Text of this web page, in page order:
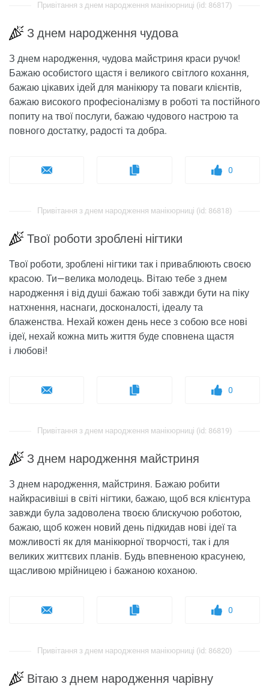
Привітання з днем ​​народження манікюрниці (id: 86817)
З днем ​​народження чудова
З днем ​​народження, чудова майстриня краси ручок!
Бажаю особистого щастя і великого світлого кохання,
бажаю цікавих ідей для манікюру та поваги клієнтів,
бажаю високого професіоналізму в роботі та постійного
попиту на твої послуги, бажаю чудового настрою та
повного достатку, радості та добра.
0
Привітання з днем ​​народження манікюрниці (id: 86818)
Твої роботи зроблені нігтики
Твої роботи, зроблені нігтики так і приваблюють своєю
красою. Ти—велика молодець. Вітаю тебе з днем ​​
народження і від душі бажаю тобі завжди бути на піку
натхнення, наснаги, досконалості, ідеалу та
блаженства. Нехай кожен день несе з собою все нові
ідеї, нехай кожна мить життя буде сповнена щастя
і любові!
0
Привітання з днем ​​народження манікюрниці (id: 86819)
З днем ​​народження майстриня
З днем ​​народження, майстриня. Бажаю робити
найкрасивіші в світі нігтики, бажаю, щоб вся клієнтура
завжди була задоволена твоєю блискучою роботою,
бажаю, щоб кожен новий день підкидав нові ідеї та
можливості як для манікюрної творчості, так і для
великих життєвих планів. Будь впевненою красунею,
щасливою мрійницею і бажаною коханою.
0
Привітання з днем ​​народження манікюрниці (id: 86820)
Вітаю з днем народження чарівну